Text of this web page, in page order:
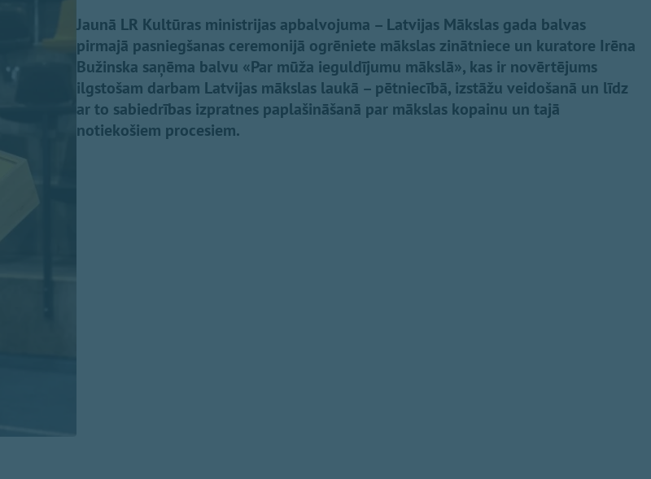
Jaunā LR Kultūras ministrijas apbalvojuma – Latvijas Mākslas gada balvas
pirmajā pasniegšanas ceremonijā ogrēniete mākslas zinātniece un kuratore Irēna
Bužinska saņēma balvu «Par mūža ieguldījumu mākslā», kas ir novērtējums
ilgstošam darbam Latvijas mākslas laukā – pētniecībā, izstāžu veidošanā un līdz
ar to sabiedrības izpratnes paplašināšanā par mākslas kopainu un tajā
notiekošiem procesiem.